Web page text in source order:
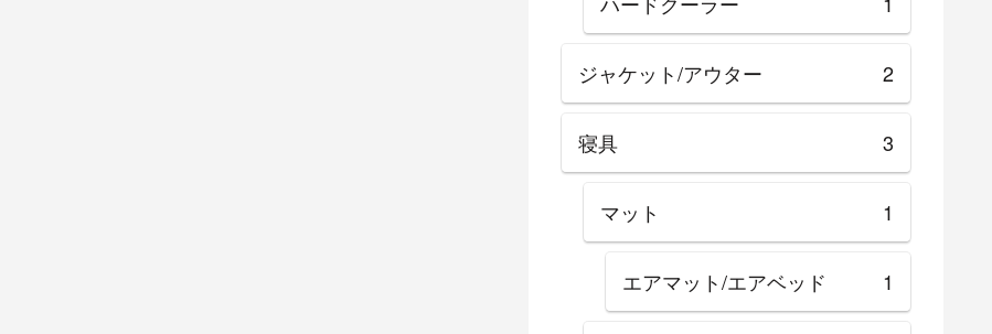
ジャケット/アウター 2
寝具 3
マット 1
エアマット/エアベッド 1